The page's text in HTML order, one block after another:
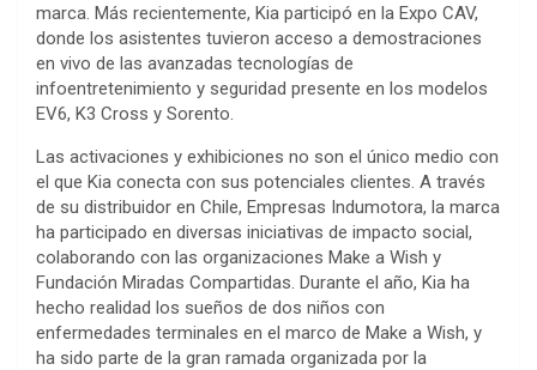
marca. Más recientemente, Kia participó en la Expo CAV,
donde los asistentes tuvieron acceso a demostraciones
en vivo de las avanzadas tecnologías de
infoentretenimiento y seguridad presente en los modelos
EV6, K3 Cross y Sorento.
Las activaciones y exhibiciones no son el único medio con
el que Kia conecta con sus potenciales clientes. A través
de su distribuidor en Chile, Empresas Indumotora, la marca
ha participado en diversas iniciativas de impacto social,
colaborando con las organizaciones Make a Wish y
Fundación Miradas Compartidas. Durante el año, Kia ha
hecho realidad los sueños de dos niños con
enfermedades terminales en el marco de Make a Wish, y
ha sido parte de la gran ramada organizada por la